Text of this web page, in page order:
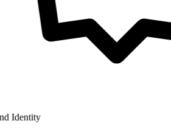
Identity